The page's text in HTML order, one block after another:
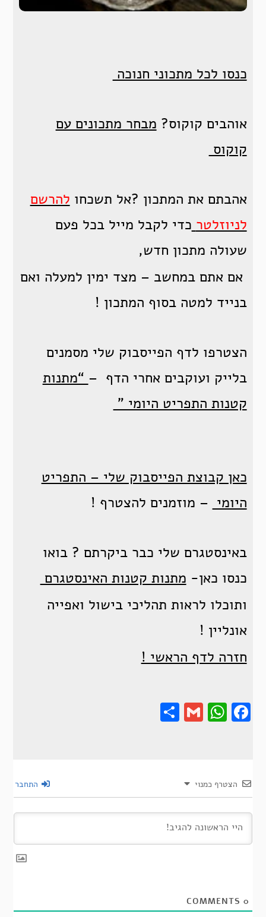
כנסו לכל מתכוני חנוכה
אוהבים קוקוס? מבחר מתכונים עם
קוקוס
אהבתם את המתכון ?אל תשכחו להרשם
לניוזלטר כדי לקבל מייל בכל פעם
שעולה מתכון חדש,
אם אתם במחשב – מצד ימין למעלה ואם
בנייד למטה בסוף המתכון !
הצטרפו לדף הפייסבוק שלי מסמנים
בלייק ועוקבים אחרי הדף – “מתנות
קטנות התפריט היומי ”
כאן קבוצת הפייסבוק שלי – התפריט
היומי – מוזמנים להצטרף !
באינסטגרם שלי כבר ביקרתם ? בואו
כנסו כאן- מתנות קטנות האינסטגרם
ותוכלו לראות תהליכי בישול ואפייה
אונליין !
חזרה לדף הראשי !
Gmail
Share
הצטרף כמנוי התחבר
0